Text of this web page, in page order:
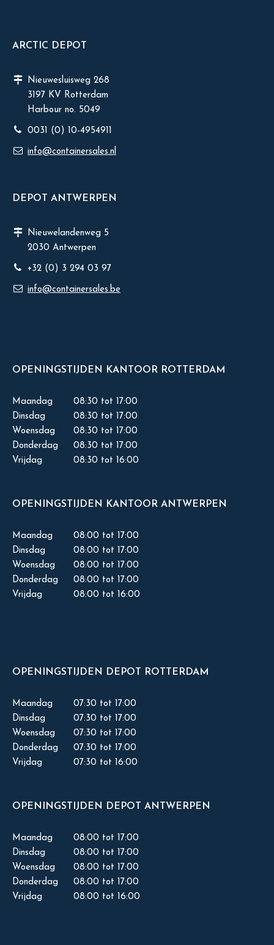
ARCTIC DEPOT
Nieuwesluisweg 268
3197 KV Rotterdam
Harbour no. 5049
0031 (0) 10-4954911
info@containersales.nl
DEPOT ANTWERPEN
Nieuwelandenweg 5
2030 Antwerpen
+32 (0) 3 294 03 97
info@containersales.be
OPENINGSTIJDEN KANTOOR ROTTERDAM
Maandag
08:30 tot 17:00
Dinsdag
08:30 tot 17:00
Woensdag
08:30 tot 17:00
Donderdag
08:30 tot 17:00
Vrijdag
08:30 tot 16:00
OPENINGSTIJDEN KANTOOR ANTWERPEN
Maandag
08:00 tot 17:00
Dinsdag
08:00 tot 17:00
Woensdag
08:00 tot 17:00
Donderdag
08:00 tot 17:00
Vrijdag
08:00 tot 16:00
OPENINGSTIJDEN DEPOT ROTTERDAM
Maandag
07:30 tot 17:00
Dinsdag
07:30 tot 17:00
Woensdag
07:30 tot 17:00
Donderdag
07:30 tot 17:00
Vrijdag
07:30 tot 16:00
OPENINGSTIJDEN DEPOT ANTWERPEN
Maandag
08:00 tot 17:00
Dinsdag
08:00 tot 17:00
Woensdag
08:00 tot 17:00
Donderdag
08:00 tot 17:00
Vrijdag
08:00 tot 16:00